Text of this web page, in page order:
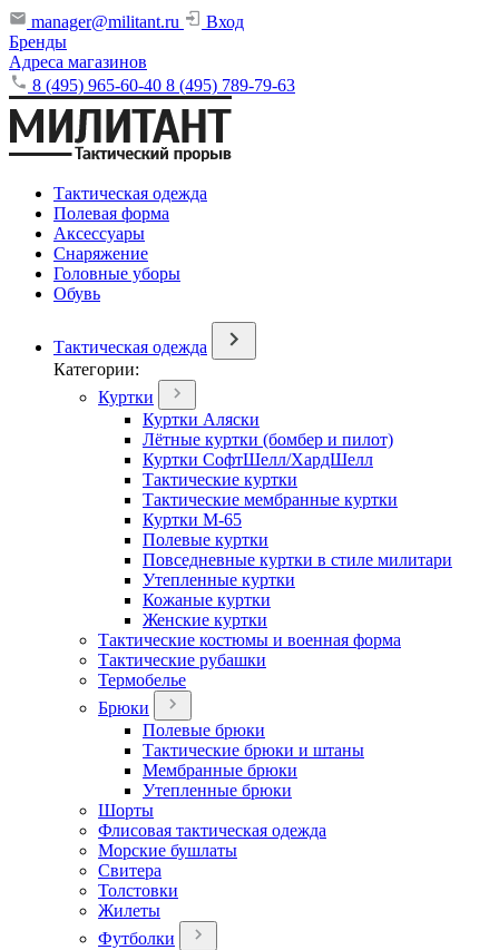
manager@militant.ru
Вход
Бренды
Адреса магазинов
8 (495) 965-60-40 8 (495) 789-79-63
Тактическая одежда
Полевая форма
Аксессуары
Снаряжение
Головные уборы
Обувь
Тактическая одежда
Категории:
Куртки
Куртки Аляски
Лётные куртки (бомбер и пилот)
Куртки СофтШелл/ХардШелл
Тактические куртки
Тактические мембранные куртки
Куртки М-65
Полевые куртки
Повседневные куртки в стиле милитари
Утепленные куртки
Кожаные куртки
Женские куртки
Тактические костюмы и военная форма
Тактические рубашки
Термобелье
Брюки
Полевые брюки
Тактические брюки и штаны
Мембранные брюки
Утепленные брюки
Шорты
Флисовая тактическая одежда
Морские бушлаты
Свитера
Толстовки
Жилеты
Футболки